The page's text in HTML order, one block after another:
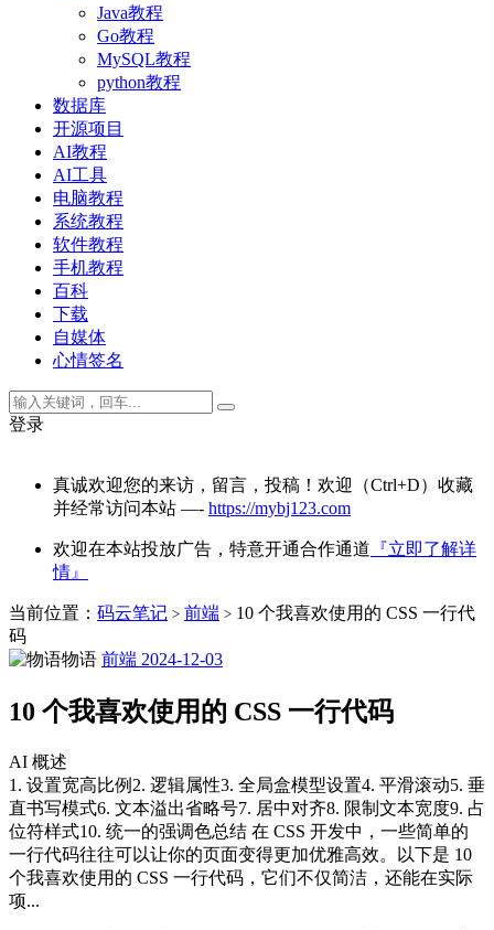
Java教程
Go教程
MySQL教程
python教程
数据库
开源项目
AI教程
AI工具
电脑教程
系统教程
软件教程
手机教程
百科
下载
自媒体
心情签名
登录
真诚欢迎您的来访，留言，投稿！欢迎（Ctrl+D）收藏
并经常访问本站 —- https://mybj123.com
欢迎在本站投放广告，特意开通合作通道 『立即了解详
情』
当前位置： 码云笔记 > 前端 > 10 个我喜欢使用的 CSS 一行代
码
物语 前端 2024-12-03
10 个我喜欢使用的 CSS 一行代码
AI 概述
1. 设置宽高比例2. 逻辑属性3. 全局盒模型设置4. 平滑滚动5. 垂
直书写模式6. 文本溢出省略号7. 居中对齐8. 限制文本宽度9. 占
位符样式10. 统一的强调色总结 在 CSS 开发中，一些简单的
一行代码往往可以让你的页面变得更加优雅高效。以下是 10
个我喜欢使用的 CSS 一行代码，它们不仅简洁，还能在实际
项...